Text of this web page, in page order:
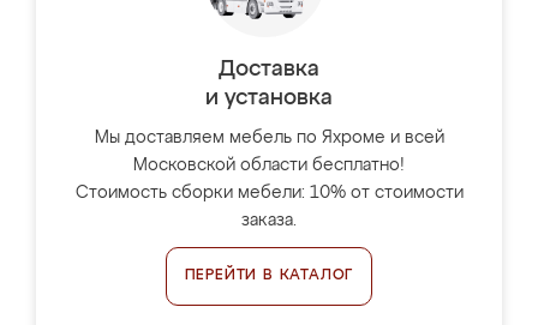
Доставка
и установка
Мы доставляем мебель по Яхроме и всей
Московской области бесплатно!
Стоимость сборки мебели: 10% от стоимости
заказа.
ПЕРЕЙТИ В КАТАЛОГ